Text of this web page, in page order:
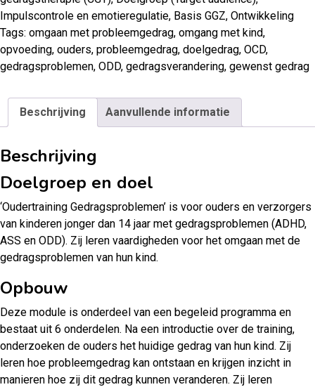
Impulscontrole en emotieregulatie, Basis GGZ, Ontwikkeling
Tags: omgaan met probleemgedrag, omgang met kind,
opvoeding, ouders, probleemgedrag, doelgedrag, OCD,
gedragsproblemen, ODD, gedragsverandering, gewenst gedrag
Beschrijving Aanvullende informatie
Beschrijving
Doelgroep en doel
‘Oudertraining Gedragsproblemen’ is voor ouders en verzorgers
van kinderen jonger dan 14 jaar met gedragsproblemen (ADHD,
ASS en ODD). Zij leren vaardigheden voor het omgaan met de
gedragsproblemen van hun kind.
Opbouw
Deze module is onderdeel van een begeleid programma en
bestaat uit 6 onderdelen. Na een introductie over de training,
onderzoeken de ouders het huidige gedrag van hun kind. Zij
leren hoe probleemgedrag kan ontstaan en krijgen inzicht in
manieren hoe zij dit gedrag kunnen veranderen. Zij leren